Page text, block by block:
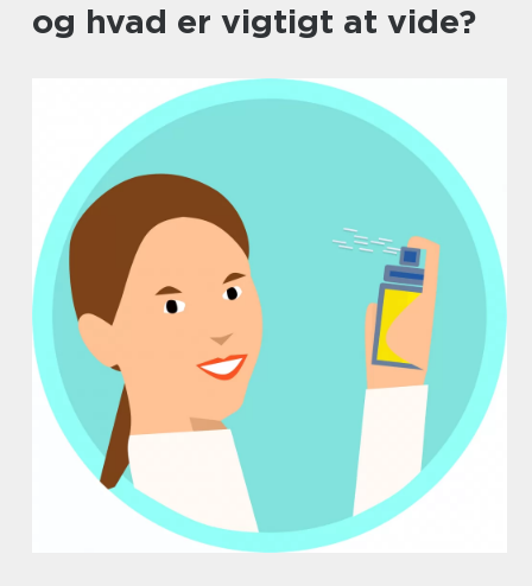
og hvad er vigtigt at vide?